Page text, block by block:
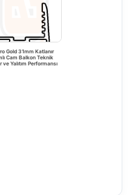
Gold 31mm Katlanır
Cam Balkon Teknik
ve Yalıtım Performansı